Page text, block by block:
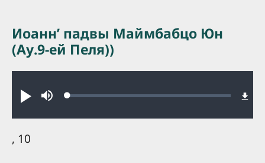
Play MuteLoaded:
Иоаннʼ падвы Маймбабцо Юн
(Ау.9-ей Пеля))
, 10